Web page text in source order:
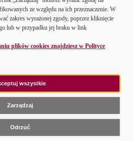
z serwisu Alior Banku,
ipolitykę cookies.